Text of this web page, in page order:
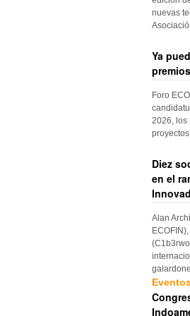
nuevas
Ya
Foro
2026, los
Diez
en el
Alan